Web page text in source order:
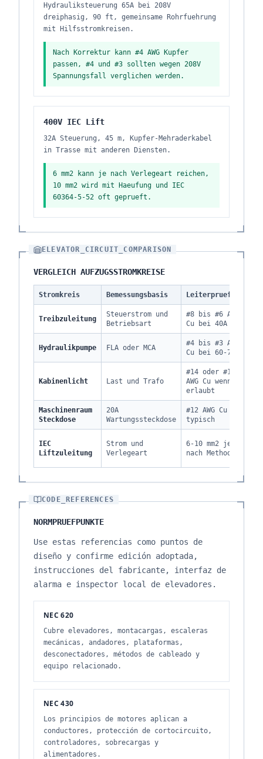
Hydrauliksteuerung 65A bei 208V
dreiphasig, 90 ft, gemeinsame Rohrfuehrung
mit Hilfsstromkreisen.
Nach Korrektur kann #4 AWG Kupfer
passen, #4 und #3 sollten wegen 208V
Spannungsfall verglichen werden.
400V IEC Lift
32A Steuerung, 45 m, Kupfer-Mehraderkabel
in Trasse mit anderen Diensten.
6 mm2 kann je nach Verlegeart reichen,
10 mm2 wird mit Haeufung und IEC
60364-5-52 oft geprueft.
ELEVATOR_CIRCUIT_COMPARISON
VERGLEICH AUFZUGSSTROMKREISE
Stromkreis Bemessungsbasis Leiterpruefung
Treibzuleitung
Steuerstrom und
Betriebsart
#8 bis #6 AWG
Cu bei 40A
Hydraulikpumpe FLA oder MCA
#4 bis #3 AWG
Cu bei 60-70A
Kabinenlicht Last und Trafo
#14 oder #12
AWG Cu wenn
erlaubt
Maschinenraum
Steckdose
20A
Wartungssteckdose
#12 AWG Cu
typisch
IEC
Liftzuleitung
Strom und
Verlegeart
6-10 mm2 je
nach Methode
CODE_REFERENCES
NORMPRUEFPUNKTE
Use estas referencias como puntos de
diseño y confirme edición adoptada,
instrucciones del fabricante, interfaz de
alarma e inspector local de elevadores.
NEC 620
Cubre elevadores, montacargas, escaleras
mecánicas, andadores, plataformas,
desconectadores, métodos de cableado y
equipo relacionado.
NEC 430
Los principios de motores aplican a
conductores, protección de cortocircuito,
controladores, sobrecargas y
alimentadores.